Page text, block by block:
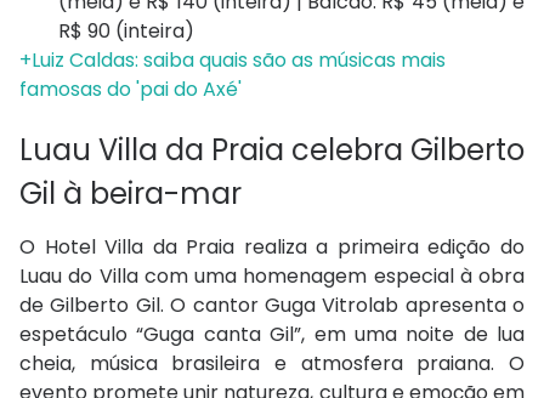
R$ 90 (inteira)
+Luiz Caldas: saiba quais são as músicas mais
famosas do 'pai do Axé'
Luau Villa da Praia celebra Gilberto
Gil à beira-mar
O Hotel Villa da Praia realiza a primeira edição do
Luau do Villa com uma homenagem especial à obra
de Gilberto Gil. O cantor Guga Vitrolab apresenta o
espetáculo “Guga canta Gil”, em uma noite de lua
cheia, música brasileira e atmosfera praiana. O